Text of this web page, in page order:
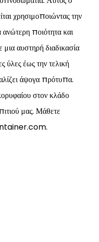
χρησιμοποιώντας την
ανώτερη ποιότητα και
αυστηρή διαδικασία
ύλες έως την τελική
άψογα πρότυπα.
στον κλάδο
μας. Μάθετε